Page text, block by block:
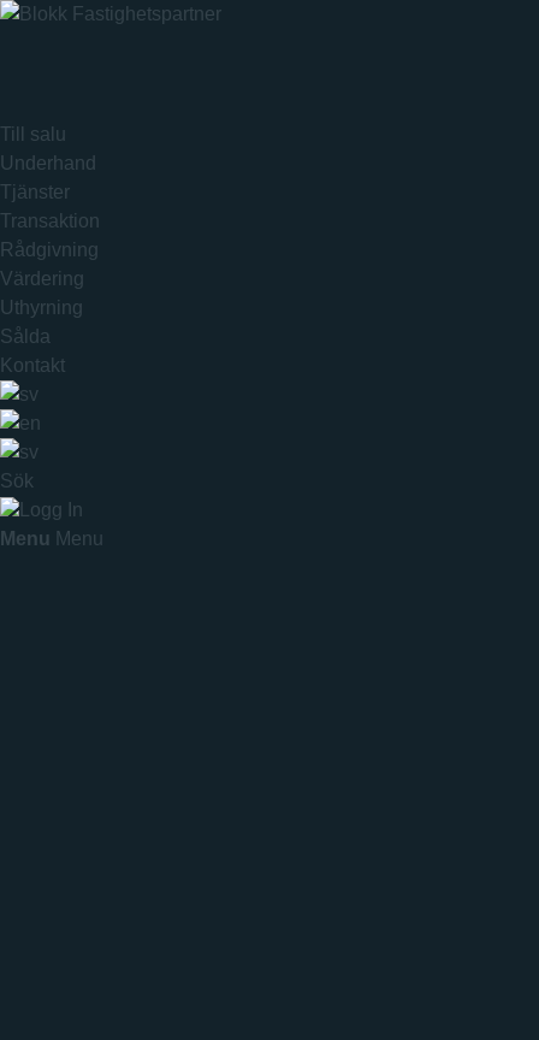
Till salu
Underhand
Tjänster
Transaktion
Rådgivning
Värdering
Uthyrning
Sålda
Kontakt
Sök
Logg In
Menu Menu